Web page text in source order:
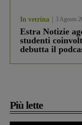
In vetrina 3 Agosto
Estra Notizie
studenti
debutta il
Più lette